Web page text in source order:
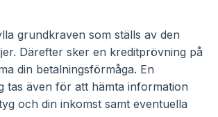
grundkraven som ställs av den
Därefter sker en kreditprövning på
din betalningsförmåga. En
tas även för att hämta information
och din inkomst samt eventuella